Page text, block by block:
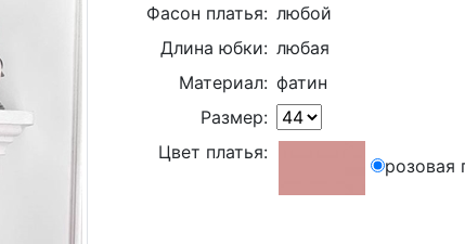
Фасон платья: любой
Длина юбки: любая
Материал: фатин
Размер:
Цвет платья:
розовая